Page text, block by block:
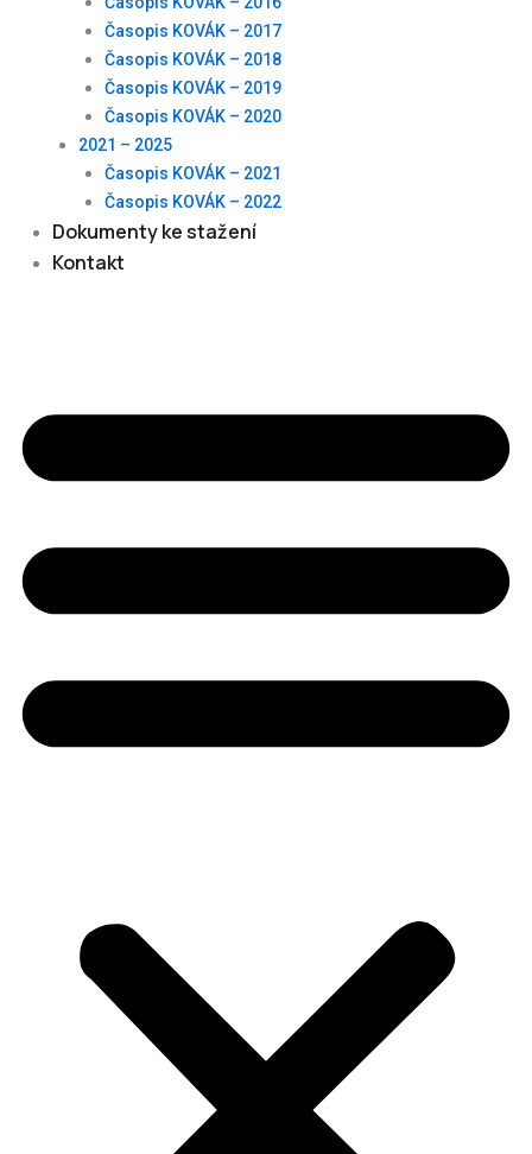
Časopis KOVÁK – 2017
Časopis KOVÁK – 2018
Časopis KOVÁK – 2019
Časopis KOVÁK – 2020
2021 – 2025
Časopis KOVÁK – 2021
Časopis KOVÁK – 2022
Dokumenty ke stažení
Kontakt